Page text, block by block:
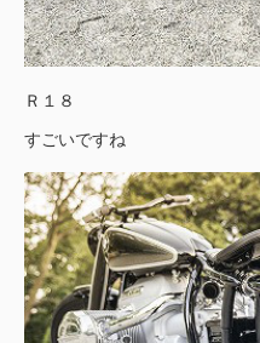
Ｒ１８
すごいですね